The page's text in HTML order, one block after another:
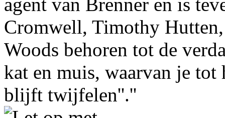
Cromwell, Timothy
Woods behoren tot de
kat en muis, waarvan je tot
blijft twijfelen''.''